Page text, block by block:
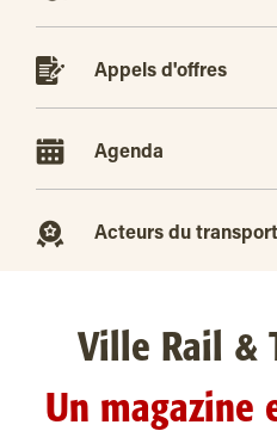
Appels d'offres
Agenda
Acteurs du transport
Ville Rail &
Un magazine